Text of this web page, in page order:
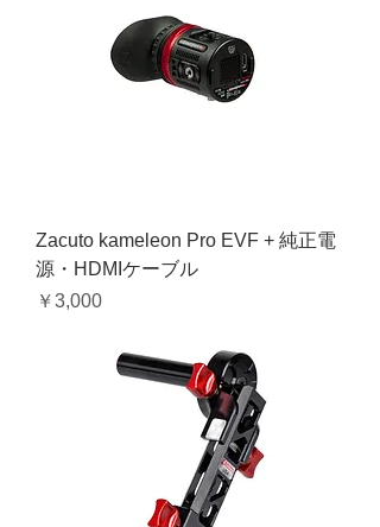
Zacuto kameleon Pro EVF + 純正電
源・HDMIケーブル
価格
￥3,000